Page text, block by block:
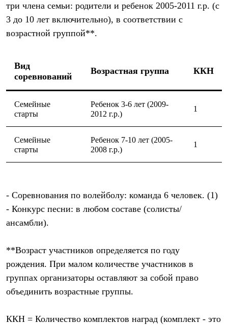
три члена семьи: родители и ребенок 2005-2011 г.р. (с
3 до 10 лет включительно), в соответствии с
возрастной группой**.
Вид
соревнований
Возрастная группа ККН
Семейные
старты
Ребенок 3-6 лет (2009-
2012 г.р.)
1
Семейные
старты
Ребенок 7-10 лет (2005-
2008 г.р.)
1
- Соревнования по волейболу: команда 6 человек. (1)
- Конкурс песни: в любом составе (солисты/
ансамбли).
**Возраст участников определяется по году
рождения. При малом количестве участников в
группах организаторы оставляют за собой право
объединить возрастные группы.
ККН = Количество комплектов наград (комплект - это